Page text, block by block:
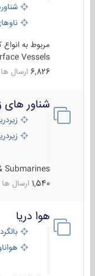
ناوهای
مربوط به انواع
Vessels
6,826 ارسال ها
شناور های
Submarines
1,540 ارسال ها
هوا دریا
بالگردها